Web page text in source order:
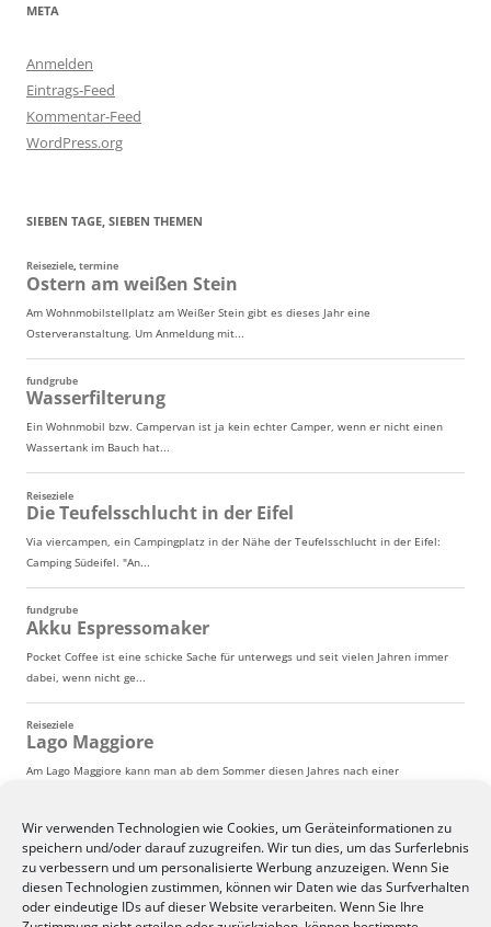
Wir verwenden Technologien wie Cookies, um Geräteinformationen zu
speichern und/oder darauf zuzugreifen. Wir tun dies, um das Surferlebnis
zu verbessern und um personalisierte Werbung anzuzeigen. Wenn Sie
diesen Technologien zustimmen, können wir Daten wie das Surfverhalten
oder eindeutige IDs auf dieser Website verarbeiten. Wenn Sie Ihre
META
Anmelden
Eintrags-Feed
Kommentar-Feed
WordPress.org
SIEBEN TAGE, SIEBEN THEMEN